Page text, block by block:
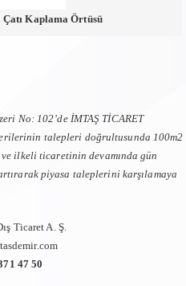
Kaplama Örtüsü
No: 102’de İMTAŞ TİCARET
talepleri doğrultusunda 100m2
ilkeli ticaretinin devamında gün
piyasa taleplerini karşılamaya
Ticaret A. Ş.
47 50